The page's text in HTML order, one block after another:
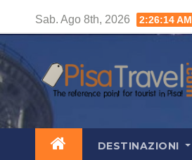
contenuto
Sab. Ago 8th, 2026 2:26:16 AM
DESTINAZIONI